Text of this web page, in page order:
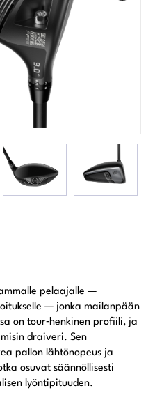
pelaajalle —
— jonka mailanpään
on tour‑henkinen profiili, ja
draiveri. Sen
pallon lähtönopeus ja
osuvat säännöllisesti
lyöntipituuden.